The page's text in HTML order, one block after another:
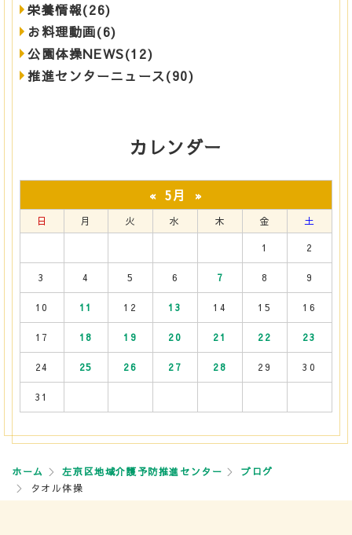
栄養情報(26)
お料理動画(6)
公園体操NEWS(12)
推進センターニュース(90)
カレンダー
« 5月 »
日 月 火 水 木 金 土
1 2
3 4 5 6 7 8 9
10 11 12 13 14 15 16
17 18 19 20 21 22 23
24 25 26 27 28 29 30
31
ホーム 左京区地域介護予防推進センター
ブログ
タオル体操